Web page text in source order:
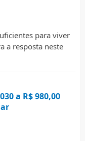
para viver
a resposta neste
a R$ 980,00